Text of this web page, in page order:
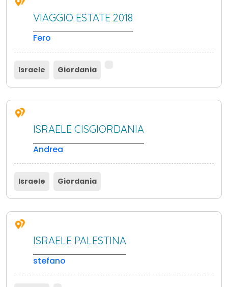
VIAGGIO ESTATE 2018
Fero
Israele Giordania
ISRAELE CISGIORDANIA
Andrea
Israele Giordania
ISRAELE PALESTINA
stefano